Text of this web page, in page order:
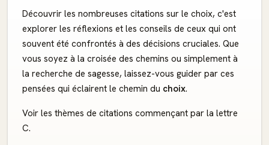
Découvrir les nombreuses citations sur le choix, c'est
explorer les réflexions et les conseils de ceux qui ont
souvent été confrontés à des décisions cruciales. Que
vous soyez à la croisée des chemins ou simplement à
la recherche de sagesse, laissez-vous guider par ces
pensées qui éclairent le chemin du choix.
Voir les thèmes de citations commençant par la lettre
C.